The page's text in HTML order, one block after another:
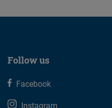
Follow us
Facebook
Instagram